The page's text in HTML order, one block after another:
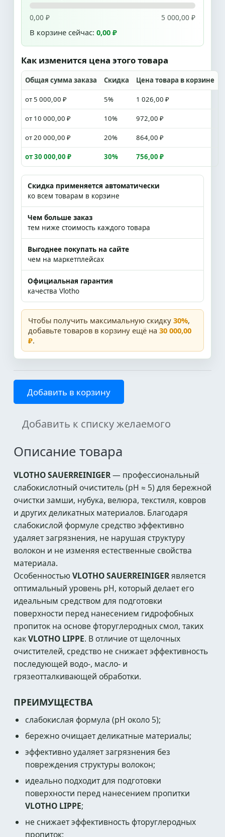
0,00 ₽ 5 000,00 ₽
В корзине сейчас: 0,00 ₽
Как изменится цена этого товара
Общая сумма заказа Скидка Цена товара в корзине
от 5 000,00 ₽ 5% 1 026,00 ₽
от 10 000,00 ₽ 10% 972,00 ₽
от 20 000,00 ₽ 20% 864,00 ₽
от 30 000,00 ₽ 30% 756,00 ₽
Скидка применяется автоматически
ко всем товарам в корзине
Чем больше заказ
тем ниже стоимость каждого товара
Выгоднее покупать на сайте
чем на маркетплейсах
Официальная гарантия
качества Vlotho
Чтобы получить максимальную скидку 30%,
добавьте товаров в корзину ещё на 30 000,00
₽.
Добавить в корзину
Добавить к списку желаемого
Описание товара
VLOTHO SAUERREINIGER— профессиональный
слабокислотный очиститель (pH ≈ 5) для бережной
очистки замши, нубука, велюра, текстиля, ковров
и других деликатных материалов. Благодаря
слабокислой формуле средство эффективно
удаляет загрязнения, не нарушая структуру
волокон и не изменяя естественные свойства
материала.
ОсобенностьюVLOTHO SAUERREINIGERявляется
оптимальный уровень pH, который делает его
идеальным средством для подготовки
поверхности перед нанесением гидрофобных
пропиток на основе фторуглеродных смол, таких
какVLOTHO LIPPE. В отличие от щелочных
очистителей, средство не снижает эффективность
последующей водо-, масло- и
грязеотталкивающей обработки.
ПРЕИМУЩЕСТВА
слабокислая формула (pH около 5);
бережно очищает деликатные материалы;
эффективно удаляет загрязнения без
повреждения структуры волокон;
идеально подходит для подготовки
поверхности перед нанесением пропитки
VLOTHO LIPPE;
не снижает эффективность фторуглеродных
пропиток;